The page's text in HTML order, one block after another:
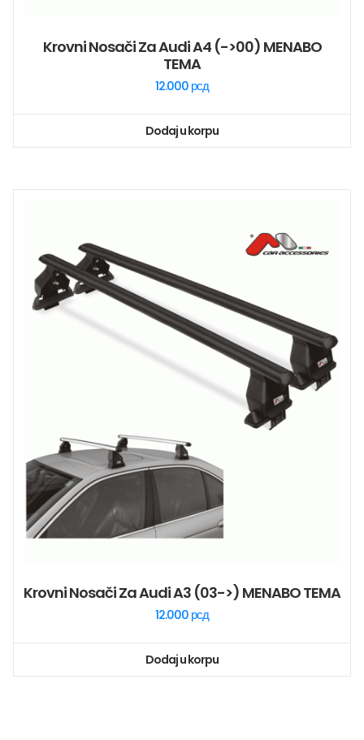
Krovni Nosači Za Audi A4 (->00) MENABO
TEMA
12.000 рсд
Dodaj u korpu
Krovni Nosači Za Audi A3 (03->) MENABO TEMA
12.000 рсд
Dodaj u korpu